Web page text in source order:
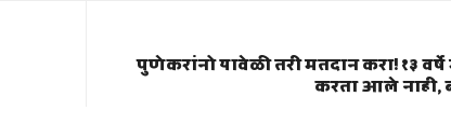
पुणेकरांनो यावेळी तरी मतदान करा! १३ वर्षे
करता आले नाही,